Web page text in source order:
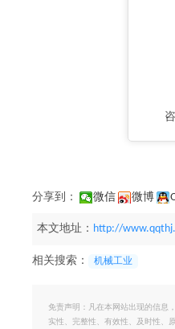
分享到： 微信 微博
本文地址： http://
相关搜索： 机械工业
免责声明：凡在本网站出现的信息
实性、完整性、有效性、及时性、